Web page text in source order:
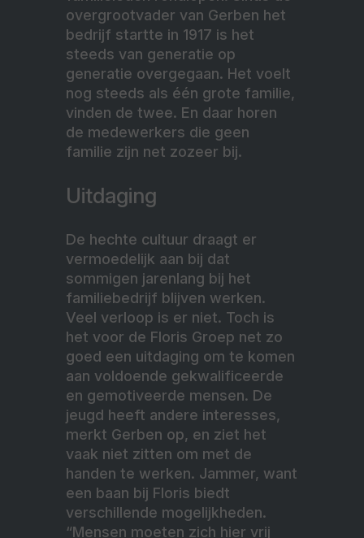
overgrootvader van Gerben het
bedrijf startte in 1917 is het
steeds van generatie op
generatie overgegaan. Het voelt
nog steeds als één grote familie,
vinden de twee. En daar horen
de medewerkers die geen
familie zijn net zozeer bij.
Uitdaging
De hechte cultuur draagt er
vermoedelijk aan bij dat
sommigen jarenlang bij het
familiebedrijf blijven werken.
Veel verloop is er niet. Toch is
het voor de Floris Groep net zo
goed een uitdaging om te komen
aan voldoende gekwalificeerde
en gemotiveerde mensen. De
jeugd heeft andere interesses,
merkt Gerben op, en ziet het
vaak niet zitten om met de
handen te werken. Jammer, want
een baan bij Floris biedt
verschillende mogelijkheden.
“Mensen moeten zich hier vrij